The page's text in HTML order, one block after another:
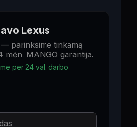
Lexus
parinksime tinkamą
mėn. MANGO garantija.
per 24 val. darbo